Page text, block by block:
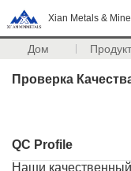
Xian Metals &
Дом
Проверка
QC Profile
Наши